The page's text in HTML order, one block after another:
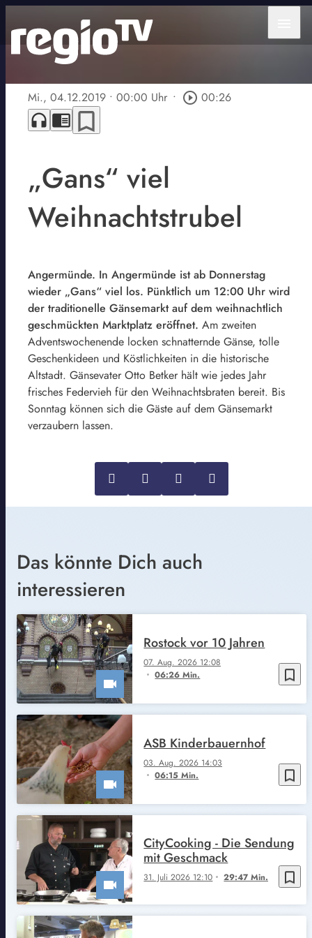
Mi., 04.12.2019 • 00:00 Uhr • play_circle_outline 00:26
headphones chrome_reader_mode bookmark_border
„Gans“ viel
Weihnachtstrubel
Angermünde. In Angermünde ist ab Donnerstag
wieder „Gans“ viel los. Pünktlich um 12:00 Uhr wird
der traditionelle Gänsemarkt auf dem weihnachtlich
geschmückten Marktplatz eröffnet. Am zweiten
Adventswochenende locken schnatternde Gänse, tolle
Geschenkideen und Köstlichkeiten in die historische
Altstadt. Gänsevater Otto Betker hält wie jedes Jahr
frisches Federvieh für den Weihnachtsbraten bereit. Bis
Sonntag können sich die Gäste auf dem Gänsemarkt
verzaubern lassen.
Das könnte Dich auch
interessieren
bookmark_border
07. Aug. 2026 12:08
06:26 Min.
Rostock vor 10 Jahren
bookmark_border
03. Aug. 2026 14:03
06:15 Min.
ASB Kinderbauernhof
bookmark_border
31. Juli 2026 12:10 29:47 Min.
CityCooking - Die Sendung
mit Geschmack